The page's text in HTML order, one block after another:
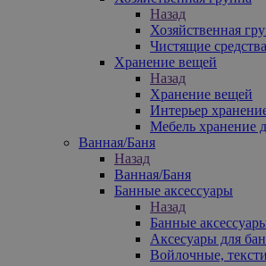
Назад
Хозяйственная
Чистящие средства
Хранение вещей
Назад
Хранение вещей
Интерьер
Мебель хранение
Ванная/Баня
Назад
Ванная/Баня
Банные аксессуары
Назад
Банные
Аксесуары для
Войлочные,